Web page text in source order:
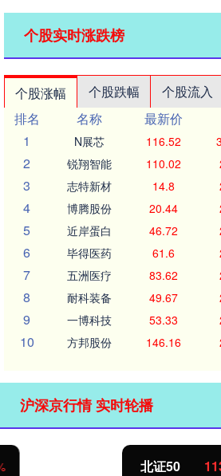
个股实时涨跌榜
个股涨幅 个股跌幅 个股流入
排名
名称 最新价
1
N展芯 116.52
2 锐翔智能 110.02
3 志特新材 14.8
4 博腾股份 20.44
5 近岸蛋白 46.72
6 毕得医药 61.6
7 五洲医疗 83.62
8 耐科装备 49.67
9 一博科技 53.33
10 方邦股份 146.16
沪深京行情 实时轮播
1134.24